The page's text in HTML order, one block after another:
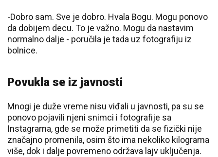
-Dobro sam. Sve je dobro. Hvala Bogu. Mogu ponovo
da dobijem decu. To je važno. Mogu da nastavim
normalno dalje - poručila je tada uz fotografiju iz
bolnice.
Povukla se iz javnosti
Mnogi je duže vreme nisu viđali u javnosti, pa su se
ponovo pojavili njeni snimci i fotografije sa
Instagrama, gde se može primetiti da se fizički nije
značajno promenila, osim što ima nekoliko kilograma
više, dok i dalje povremeno održava lajv uključenja.